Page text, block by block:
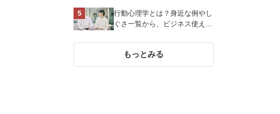
化させよう
行動心理学とは？身近な例やし
ぐさ一覧から、ビジネス使える
もっとみる